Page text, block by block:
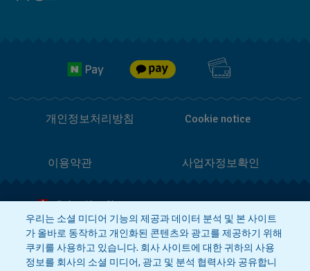
FAQ
개인정보처리방침 Cookie notice
이용약관 사업자정보확인
메이드 인 스위스
상호 : 스와치그룹코리아(주)
대표 : STEPHEN DAMON DE LUCCHI
사업자등록번호: 220-81-01107
주소 : 서울특별시 서대문구 충정로
우리는 소셜 미디어 기능의 제공과 데이터 분석 및 본 사이트
가 올바로 동작하고 개인화된 콘텐츠와 광고를 제공하기 위해
쿠키를 사용하고 있습니다. 회사 사이트에 대한 귀하의 사용
정보를 회사의 소셜 미디어, 광고 및 분석 협력사와 공유합니